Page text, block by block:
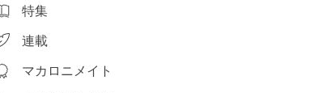
特集
連載
マカロニメイト